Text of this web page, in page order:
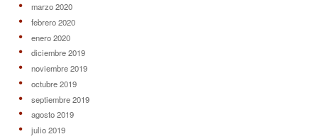
marzo 2020
febrero 2020
enero 2020
diciembre 2019
noviembre 2019
octubre 2019
septiembre 2019
agosto 2019
julio 2019